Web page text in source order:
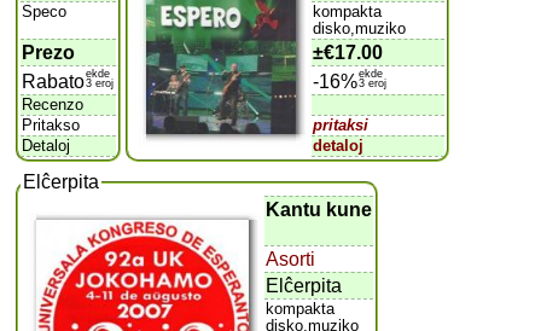
Speco
Prezo
Rabatoekde
3 eroj
Recenzo
Pritakso
Detaloj
kompakta
disko,muziko
±€17.00
-16%ekde
3 eroj
pritaksi
detaloj
Elĉerpita
Kantu kune
Asorti
Elĉerpita
kompakta
disko,muziko